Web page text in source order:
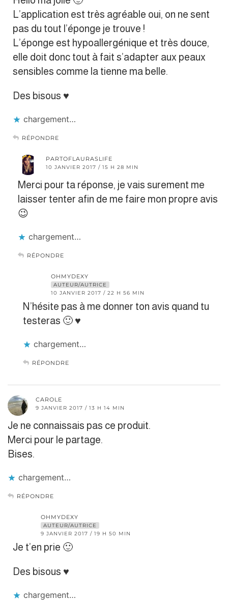
L’application est très agréable oui, on ne sent
pas du tout l’éponge je trouve !
L’éponge est hypoallergénique et très douce,
elle doit donc tout à fait s’adapter aux peaux
sensibles comme la tienne ma belle.
Des bisous ♥︎
chargement…
RÉPONDRE
PARTOFLAURASLIFE
10 JANVIER 2017 / 15 H 28 MIN
Merci pour ta réponse, je vais surement me
laisser tenter afin de me faire mon propre avis
😉
chargement…
RÉPONDRE
OHMYDEXY
AUTEUR/AUTRICE
10 JANVIER 2017 / 22 H 56 MIN
N’hésite pas à me donner ton avis quand tu
testeras 🙂 ♥︎
chargement…
RÉPONDRE
CAROLE
9 JANVIER 2017 / 13 H 14 MIN
Je ne connaissais pas ce produit.
Merci pour le partage.
Bises.
chargement…
RÉPONDRE
OHMYDEXY
AUTEUR/AUTRICE
9 JANVIER 2017 / 19 H 50 MIN
Je t’en prie 🙂
Des bisous ♥︎
chargement…